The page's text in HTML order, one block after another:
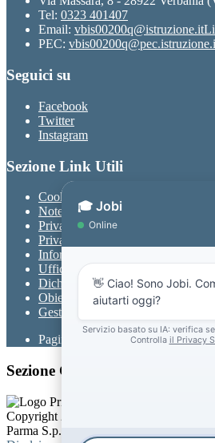
Tel: 0323 401407
Email: vbis00200q@istruzione.it
PEC:
Seguici su
Facebook
Twitter
Instagram
Sezione Link Utili
Cookie policy
Note legali
Privacy
Privacy Policy
Informativa Privacy chatbot Jobi
Ufficio Relazioni con il Pubblico
Dichiarazione di accessibilità
Obiettivi di accessibilità
Gestione consensi cookie
Pagina visualizzata152740 volte
Sezione Copyright
Copyright 2026 | Engineered and
Parma S.p.A. | Divisione Publishing &